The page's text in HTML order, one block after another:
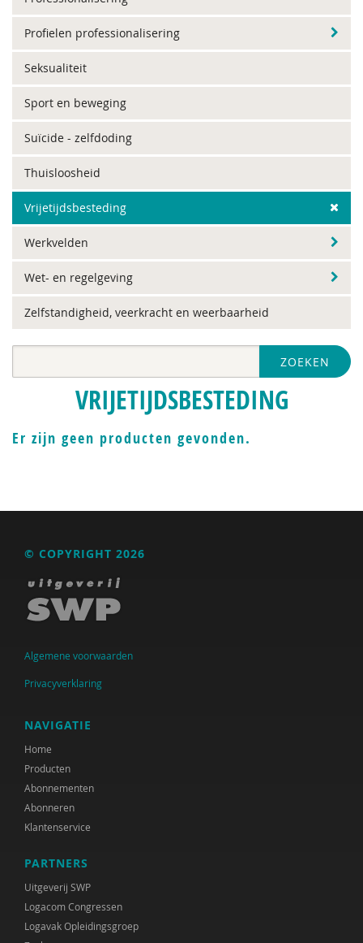
Profielen professionalisering
Seksualiteit
Sport en beweging
Suïcide - zelfdoding
Thuisloosheid
Vrijetijdsbesteding
Werkvelden
Wet- en regelgeving
Zelfstandigheid, veerkracht en weerbaarheid
ZOEKEN
VRIJETIJDSBESTEDING
Er zijn geen producten gevonden.
© COPYRIGHT 2026
Algemene voorwaarden
Privacyverklaring
NAVIGATIE
Home
Producten
Abonnementen
Abonneren
Klantenservice
PARTNERS
Uitgeverij SWP
Logacom Congressen
Logavak Opleidingsgroep